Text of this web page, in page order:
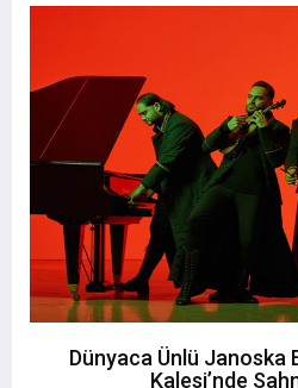
Dünyaca Ünlü Janoska
Kalesi’nde